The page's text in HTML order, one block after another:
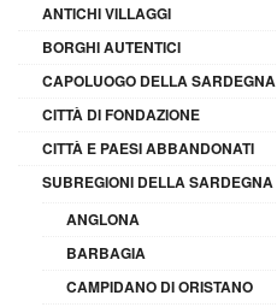
ANTICHI VILLAGGI
BORGHI AUTENTICI
CAPOLUOGO DELLA SARDEGNA
CITTÀ DI FONDAZIONE
CITTÀ E PAESI ABBANDONATI
SUBREGIONI DELLA SARDEGNA
ANGLONA
BARBAGIA
CAMPIDANO DI ORISTANO